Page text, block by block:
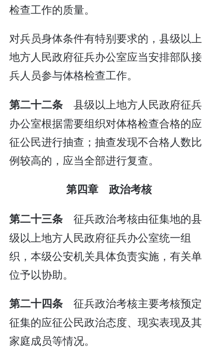
检查工作的质量。
对兵员身体条件有特别要求的，县级以上
地方人民政府征兵办公室应当安排部队接
兵人员参与体格检查工作。
第二十二条 县级以上地方人民政府征兵
办公室根据需要组织对体格检查合格的应
征公民进行抽查；抽查发现不合格人数比
例较高的，应当全部进行复查。
第四章 政治考核
第二十三条 征兵政治考核由征集地的县
级以上地方人民政府征兵办公室统一组
织，本级公安机关具体负责实施，有关单
位予以协助。
第二十四条 征兵政治考核主要考核预定
征集的应征公民政治态度、现实表现及其
家庭成员等情况。